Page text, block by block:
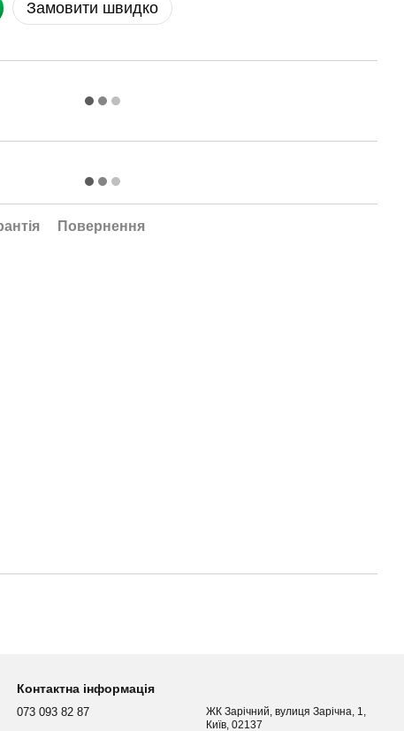
Замовити швидко
Повернення
Контактна інформація
073 093 82 87
ЖК Зарічний, вулиця Зарічна, 1,
Київ, 02137